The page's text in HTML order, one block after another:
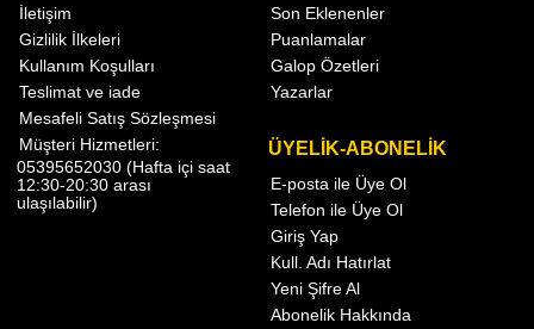
İletişim
Gizlilik İlkeleri
Kullanım Koşulları
Teslimat ve iade
Mesafeli Satış Sözleşmesi
Müşteri Hizmetleri:
05395652030 (Hafta içi saat
12:30-20:30 arası
ulaşılabilir)
Son Eklenenler
Puanlamalar
Galop Özetleri
Yazarlar
ÜYELİK-ABONELİK
E-posta ile Üye Ol
Telefon ile Üye Ol
Giriş Yap
Kull. Adı Hatırlat
Yeni Şifre Al
Abonelik Hakkında